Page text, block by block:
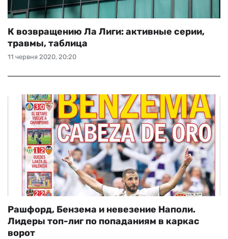
11 червня 2020, 20:20
К возвращению Ла Лиги: активные серии,
травмы, таблица
Рашфорд, Бензема и невезение Наполи.
Лидеры топ-лиг по попаданиям в каркас
ворот